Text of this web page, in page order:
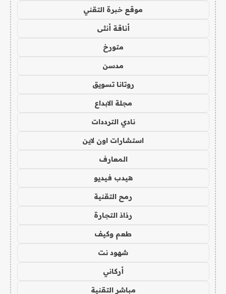
موقع خبرة التقني
أناقة أنثى
متورخ
مدسن
روتانا تسويق
مجلة الابداع
نادي الترددات
استشارات اون لاين
المعارف
هيدب فيديو
رمح التقنية
رذاذ التجارة
طعم وكيف
شهود نت
أركاني
مباشر التقنية